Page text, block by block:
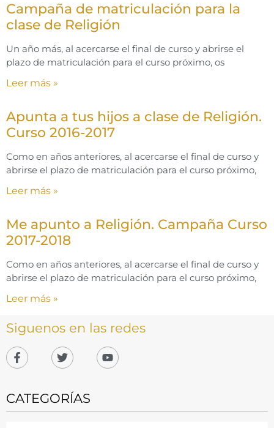
Campaña de matriculación para la
clase de Religión
Un año más, al acercarse el final de curso y abrirse el
plazo de matriculación para el curso próximo, os
Leer más »
Apunta a tus hijos a clase de Religión.
Curso 2016-2017
Como en años anteriores, al acercarse el final de curso y
abrirse el plazo de matriculación para el curso próximo,
Leer más »
Me apunto a Religión. Campaña Curso
2017-2018
Como en años anteriores, al acercarse el final de curso y
abrirse el plazo de matriculación para el curso próximo,
Leer más »
Siguenos en las redes
CATEGORÍAS